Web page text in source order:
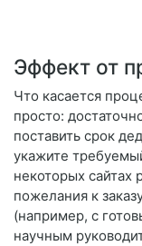
Эффект от
Что касается
просто:
поставить срок
укажите
некоторых сайтах
пожелания к
(например, с
научным